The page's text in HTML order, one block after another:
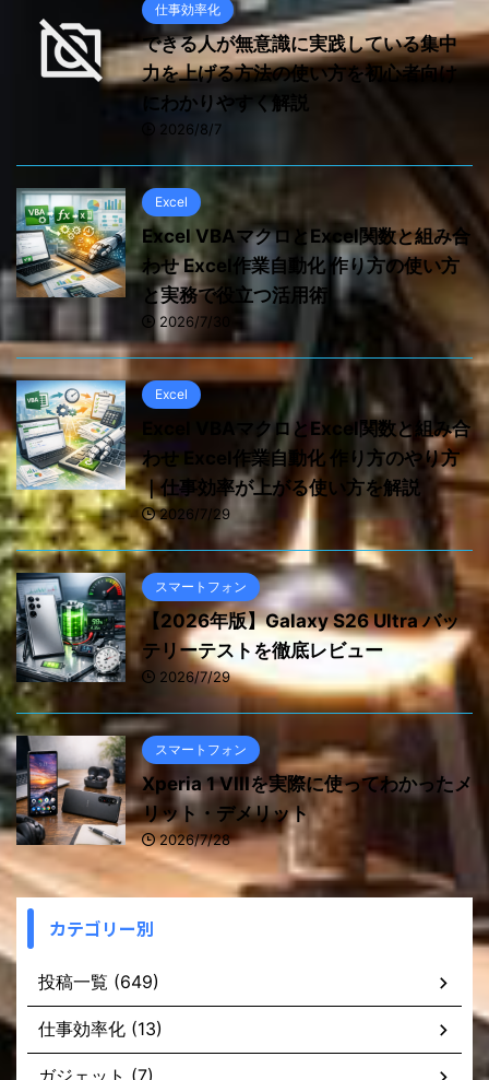
仕事効率化
できる人が無意識に実践している集中
力を上げる方法の使い方を初心者向け
にわかりやすく解説
2026/8/7
Excel
Excel VBAマクロとExcel関数と組み合
わせ Excel作業自動化 作り方の使い方
と実務で役立つ活用術
2026/7/30
Excel
Excel VBAマクロとExcel関数と組み合
わせ Excel作業自動化 作り方のやり方
｜仕事効率が上がる使い方を解説
2026/7/29
スマートフォン
【2026年版】Galaxy S26 Ultra バッ
テリーテストを徹底レビュー
2026/7/29
スマートフォン
Xperia 1 VIIIを実際に使ってわかったメ
リット・デメリット
2026/7/28
カテゴリー別
投稿一覧 (649)
仕事効率化 (13)
ガジェット (7)